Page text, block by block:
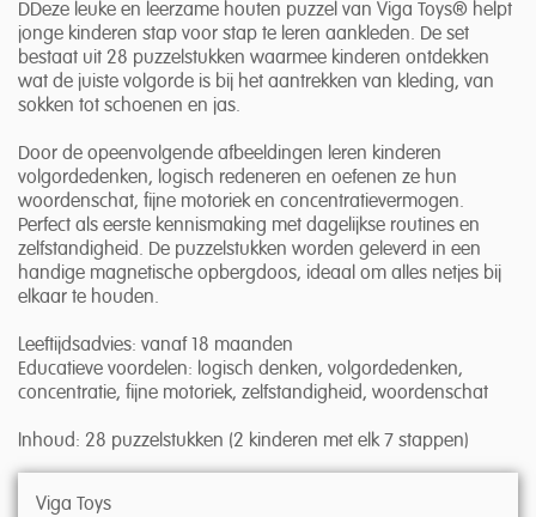
DDeze leuke en leerzame houten puzzel van Viga Toys® helpt
jonge kinderen stap voor stap te leren aankleden. De set
bestaat uit 28 puzzelstukken waarmee kinderen ontdekken
wat de juiste volgorde is bij het aantrekken van kleding, van
sokken tot schoenen en jas.
Door de opeenvolgende afbeeldingen leren kinderen
volgordedenken, logisch redeneren en oefenen ze hun
woordenschat, fijne motoriek en concentratievermogen.
Perfect als eerste kennismaking met dagelijkse routines en
zelfstandigheid. De puzzelstukken worden geleverd in een
handige magnetische opbergdoos, ideaal om alles netjes bij
elkaar te houden.
Leeftijdsadvies: vanaf 18 maanden
Educatieve voordelen: logisch denken, volgordedenken,
concentratie, fijne motoriek, zelfstandigheid, woordenschat
Inhoud: 28 puzzelstukken (2 kinderen met elk 7 stappen)
Viga Toys